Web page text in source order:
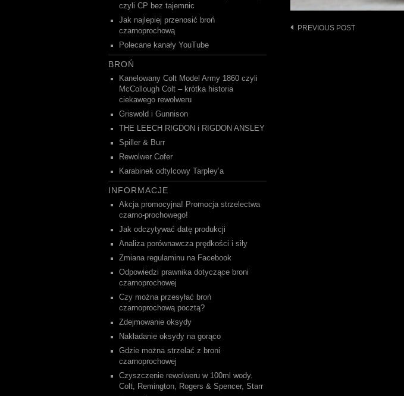
Post
PREVIOUS POST
czyli CP bez tajemnic
Jak najlepiej przenosić broń
czarnoprochową
Polecane kanały YouTube
BROŃ
Kanelowany Colt Model Army 1860 czyli
McCollough Colt – krótka historia
ciekawego rewolweru
Griswold i Gunnison
THE LEECH RIGDON i RIGDON ANSLEY
Spiller & Burr
Rewolwer Cofer
Karabinek odtylcowy Tarpley’a
INFORMACJE
Akcja promocyjna! Promocja strzelectwa
czarno-prochowego!
Jak odczytywać datę produkcji
Analiza porównawcza prędkości i siły
Zmiana regulaminu na Facebook
Odpowiedzi prawnika dotyczące broni
czarnoprochowej
Czy można przesyłać broń
czarnoprochową pocztą?
Zdejmowanie oksydy
Nakładanie oksydy na gorąco
Gdzie można strzelać z broni
czarnoprochowej
Czyszczenie rewolweru w 100ml wody.
Colt, Remington, Rogers & Spencer, Starr